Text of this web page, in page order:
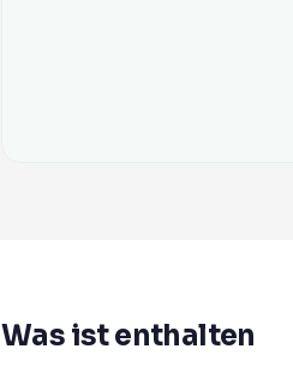
Was ist enthalten